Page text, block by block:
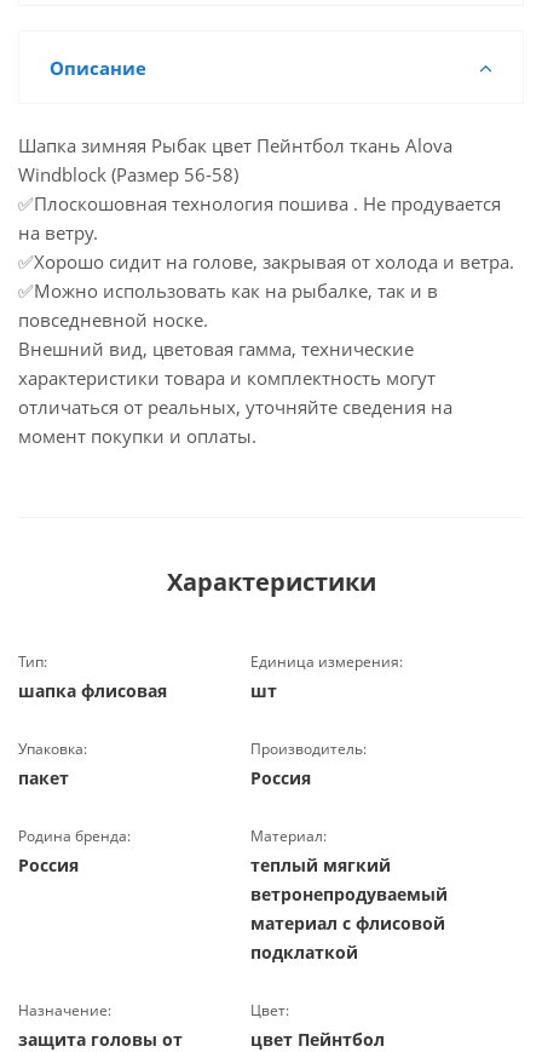
Описание
Шапка зимняя Рыбак цвет Пейнтбол ткань Alova
Windblock (Размер 56-58)
✅Плоскошовная технология пошива . Не продувается
на ветру.
✅Хорошо сидит на голове, закрывая от холода и ветра.
✅Можно использовать как на рыбалке, так и в
повседневной носке.
Внешний вид, цветовая гамма, технические
характеристики товара и комплектность могут
отличаться от реальных, уточняйте сведения на
момент покупки и оплаты.
Характеристики
Тип:
шапка флисовая
Единица измерения:
шт
Упаковка:
пакет
Производитель:
Россия
Родина бренда:
Россия
Материал:
теплый мягкий
ветронепродуваемый
материал с флисовой
подклаткой
Назначение:
защита головы от
Цвет:
цвет Пейнтбол